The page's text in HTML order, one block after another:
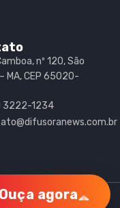
nº 120, São
MA, CEP 65020-
3222-1234
reservados.
Ouça agora